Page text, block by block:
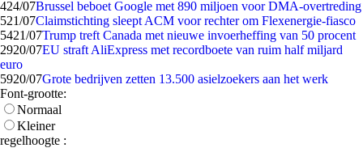
424/07Brussel beboet Google met 890 miljoen voor DMA-overtreding
521/07Claimstichting sleept ACM voor rechter om Flexenergie-fiasco
5421/07Trump treft Canada met nieuwe invoerheffing van 50 procent
2920/07EU straft AliExpress met recordboete van ruim half miljard
euro
5920/07Grote bedrijven zetten 13.500 asielzoekers aan het werk
Font-grootte:
Normaal
Kleiner
regelhoogte :